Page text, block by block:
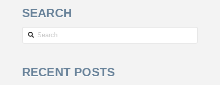
SEARCH
Search
RECENT POSTS